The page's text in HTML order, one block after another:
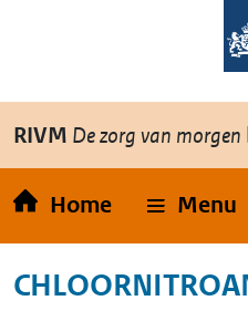
Overslaan en naar de inhoud gaan
RIVM De zorg van morgen
Home Menu